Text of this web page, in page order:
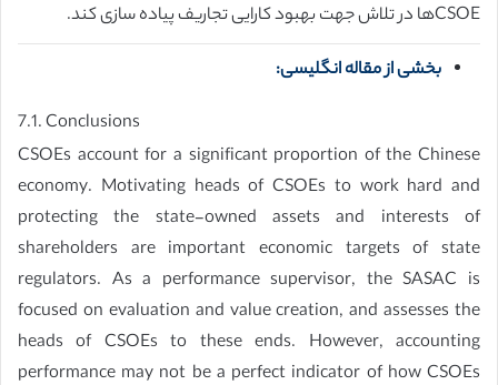
CSOEها در تلاش جهت بهبود کارایی تجاریف پیاده سازی کند.
بخشی از مقاله انگلیسی:
7.1. Conclusions
CSOEs account for a significant proportion of the Chinese
economy. Motivating heads of CSOEs to work hard and
protecting the state-owned assets and interests of
shareholders are important economic targets of state
regulators. As a performance supervisor, the SASAC is
focused on evaluation and value creation, and assesses the
heads of CSOEs to these ends. However, accounting
performance may not be a perfect indicator of how CSOEs